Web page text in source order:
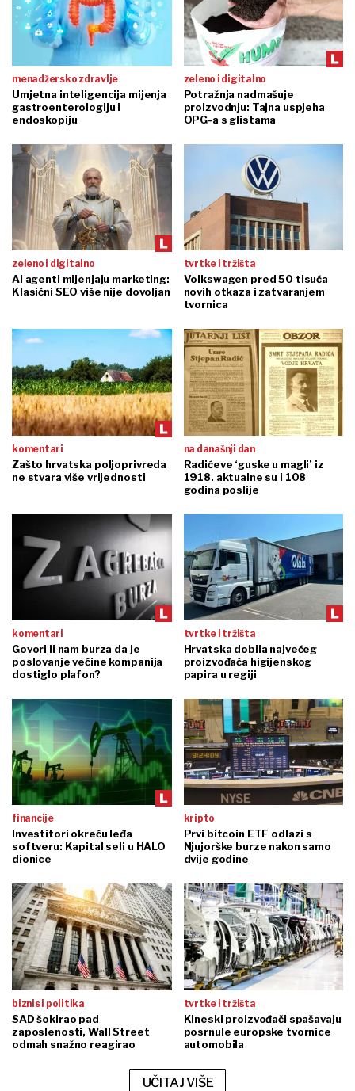
menadžersko zdravlje
Umjetna inteligencija mijenja
gastroenterologiju i
endoskopiju
zeleno i digitalno
Potražnja nadmašuje
proizvodnju: Tajna uspjeha
OPG-a s glistama
zeleno i digitalno
AI agenti mijenjaju marketing:
Klasični SEO više nije dovoljan
tvrtke i tržišta
Volkswagen pred 50 tisuća
novih otkaza i zatvaranjem
tvornica
komentari
Zašto hrvatska poljoprivreda
ne stvara više vrijednosti
na današnji dan
Radićeve ‘guske u magli’ iz
1918. aktualne su i 108
godina poslije
komentari
Govori li nam burza da je
poslovanje većine kompanija
dostiglo plafon?
tvrtke i tržišta
Hrvatska dobila najvećeg
proizvođača higijenskog
papira u regiji
financije
Investitori okreću leđa
softveru: Kapital seli u HALO
dionice
kripto
Prvi bitcoin ETF odlazi s
Njujorške burze nakon samo
dvije godine
biznis i politika
SAD šokirao pad
zaposlenosti, Wall Street
odmah snažno reagirao
tvrtke i tržišta
Kineski proizvođači spašavaju
posrnule europske tvornice
automobila
UČITAJ VIŠE